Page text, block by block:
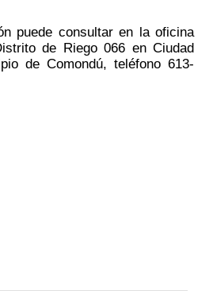
puede consultar en la oficina
de Riego 066 en Ciudad
de Comondú, teléfono 613-